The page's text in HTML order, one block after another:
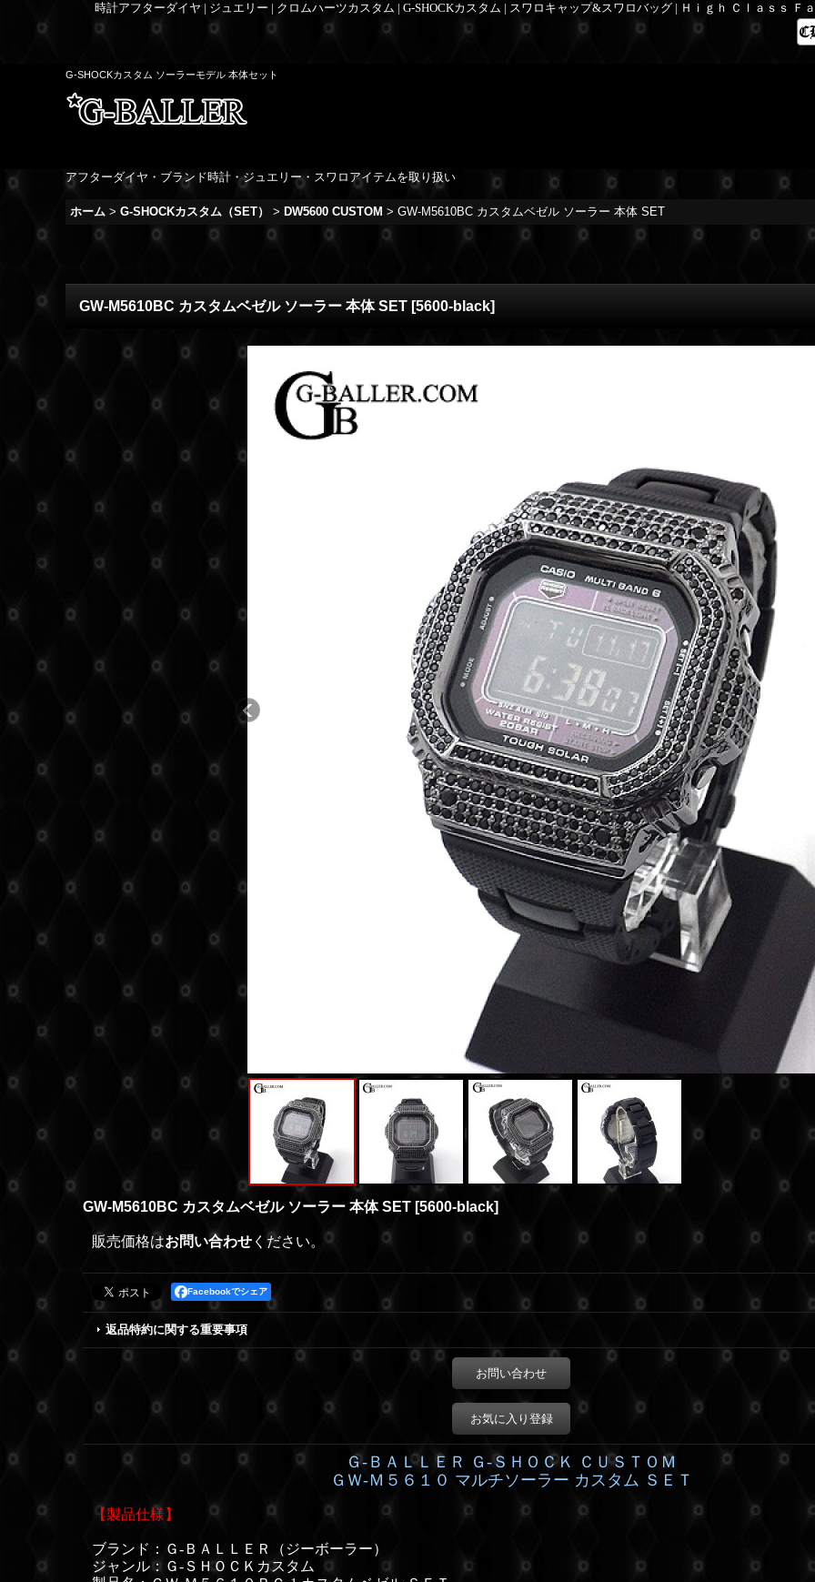
時計アフターダイヤ | ジュエリー | クロムハーツカスタム | G-SHOCKカスタム | スワロキャップ&スワロバッグ | Ｈｉｇｈ Ｃｌａｓｓ
G-SHOCKカスタム ソーラーモデル 本体セット
アフターダイヤ・ブランド時計・ジュエリー・スワロアイテムを取り扱い
ホーム > G-SHOCKカスタム（SET） > DW5600 CUSTOM > GW-M5610BC カスタムベゼル ソーラー 本体 SET
GW-M5610BC カスタムベゼル ソーラー 本体 SET [5600-black]
GW-M5610BC カスタムベゼル ソーラー 本体 SET [5600-black]
販売価格はお問い合わせ ください。
Facebookでシェア
返品特約に関する重要事項
お問い合わせ
お気に入り登録
Ｇ-ＢＡＬＬＥＲ Ｇ-ＳＨＯＣＫ ＣＵＳＴＯＭ
ＧＷ-Ｍ５６１０ マルチソーラー カスタム ＳＥＴ
【製品仕様】
ブランド：Ｇ-ＢＡＬＬＥＲ（ジーボーラー）
ジャンル：Ｇ-ＳＨＯＣＫカスタム